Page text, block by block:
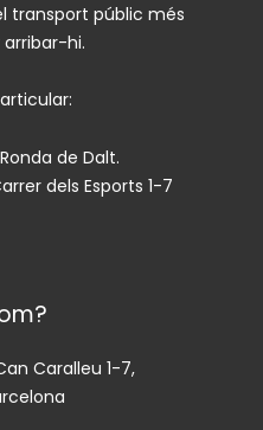
transport públic més
hi.
de Dalt.
dels Esports 1-7
Caralleu 1-7,